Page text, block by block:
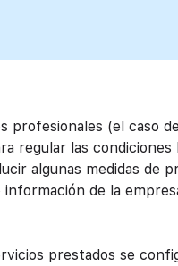
(el caso
regular las condiciones
algunas medidas de
de la
prestados se